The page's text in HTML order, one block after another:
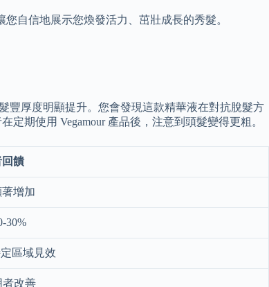
您自信地展示您煥發活力、茁壯成長的秀髮。
豐厚度明顯提升。您會發現這款精華液在對抗脫髮方
期使用 Vegamour 產品後，注意到頭髮變得更粗。
饋
增加
30%
區域見效
者改善